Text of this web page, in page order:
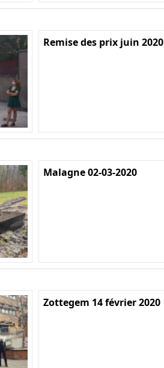
Remise des prix juin 2020
Malagne 02-03-2020
Zottegem 14 février 2020